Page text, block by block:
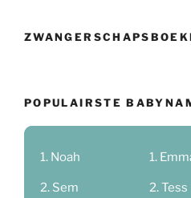
POPULAIRSTE
Noah
Sem Tess